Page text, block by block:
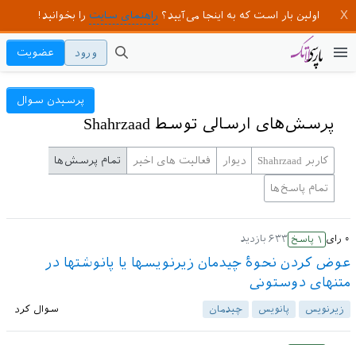
اولین بار است که به اینجا می‌آیید؟ راهنمای سایت را بخوانید!
ورود عضویت
پرسش‌های ارسالی توسط Shahrzaad
پرسیدن سوال
کاربر Shahrzaad دیوار فعالیت های اخیر تمام پرسش‌ها
تمام پاسخ‌ها
۰ رای ۱ پاسخ ۶۳۳ بازدید
عوض کردن نحوۀ چیدمان زیرنویسها یا پانوشتها در
متنهای دوستونی
زیرنویس پانویس چیدمان سوال کرد